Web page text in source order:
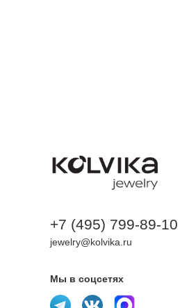
+7 (495) 799-89-10
jewelry@kolvika.ru
Мы в соцсетях